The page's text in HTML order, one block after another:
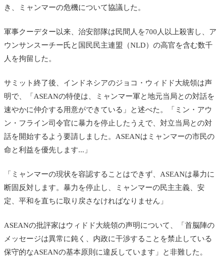
き、ミャンマーの危機について協議した。
軍事クーデター以来、治安部隊は民間人を700人以上殺害し、ア
ウンサンスーチー氏と国民民主連盟（NLD）の高官を含む数千
人を拘留した。
サミット終了後、インドネシアのジョコ・ウィドド大統領は声
明で、「ASEANの特使は、ミャンマー軍と地元当局との対話を
速やかに仲介する用意ができている」と述べた。「ミン・アウ
ン・フライン司令官に暴力を停止したうえで、対立当局との対
話を開始するよう要請しました。ASEANはミャンマーの市民の
命と利益を優先します...」
「ミャンマーの現状を容認することはできず、ASEANは暴力に
断固反対します。暴力を停止し、ミャンマーの民主主義、安
定、平和を直ちに取り戻さなければなりません」
ASEANの批評家はウィドド大統領の声明について、「首脳陣の
メッセージは異常に鈍く、内政に干渉することを禁止している
保守的なASEANの基本原則に違反しています」と非難した。